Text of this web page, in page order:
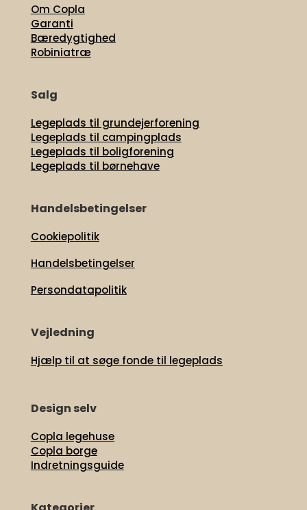
Om Copla
Garanti
Bæredygtighed
Robiniatræ
Salg
Legeplads til grundejerforening
Legeplads til campingplads
Legeplads til boligforening
Legeplads til børnehave
Handelsbetingelser
Cookiepolitik
Handelsbetingelser
Persondatapolitik
Vejledning
Hjælp til at søge fonde til legeplads
Design selv
Copla legehuse
Copla borge
Indretningsguide